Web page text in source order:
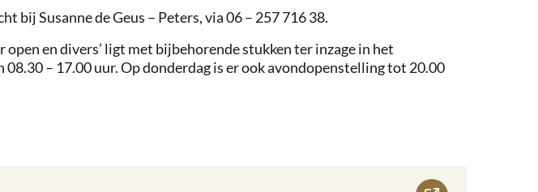
bij Susanne de Geus – Peters, via 06 – 257 716 38.
en divers’ ligt met bijbehorende stukken ter inzage in het
– 17.00 uur. Op donderdag is er ook avondopenstelling tot 20.00